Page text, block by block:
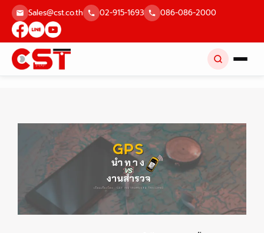
Skip
content
Sales@cst.co.th 02-915-1693 086-086-2000